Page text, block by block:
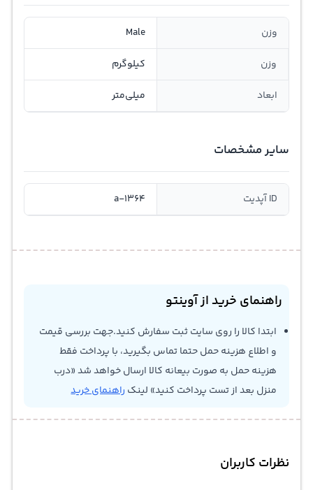
وزن Male
وزن کیلوگرم
ابعاد میلی‌متر
سایر مشخصات
ID آپدیت a-1364
راهنمای خرید از آوینتو
ابتدا کالا را روی سایت ثبت سفارش کنید.جهت بررسی قیمت
و اطلاع هزینه حمل حتما تماس بگیرید، با پرداخت فقط
هزینه حمل به صورت بیعانه کالا ارسال خواهد شد «درب
منزل بعد از تست پرداخت کنید» لینک راهنمای خرید
نظرات کاربران